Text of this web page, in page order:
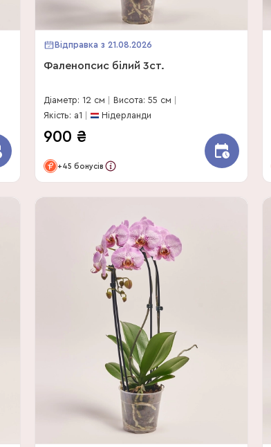
Відправка з 21.08.2026
Фаленопсис білий 3ст.
Діаметр: 12 см
Висота: 55 см
Якість: a1
Нідерланди
900 ₴
+45 бонусів